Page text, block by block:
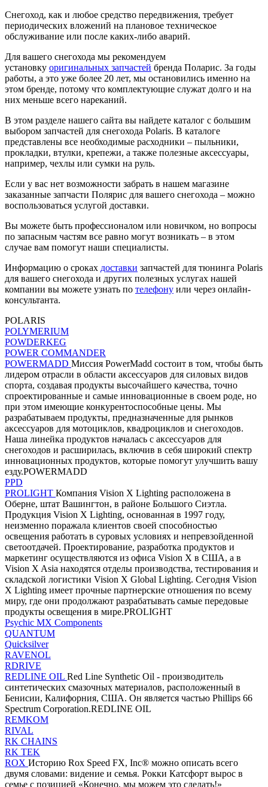
Снегоход, как и любое средство передвижения, требует
периодических вложений на плановое техническое
обслуживание или после каких-либо аварий.
Для вашего снегохода мы рекомендуем
установку оригинальных запчастей бренда Поларис. За годы
работы, а это уже более 20 лет, мы остановились именно на
этом бренде, потому что комплектующие служат долго и на
них меньше всего нареканий.
В этом разделе нашего сайта вы найдете каталог с большим
выбором запчастей для снегохода Polaris. В каталоге
представлены все необходимые расходники – пыльники,
прокладки, втулки, крепежи, а также полезные аксессуары,
например, чехлы или сумки на руль.
Если у вас нет возможности забрать в нашем магазине
заказанные запчасти Полярис для вашего снегохода – можно
воспользоваться услугой доставки.
Вы можете быть профессионалом или новичком, но вопросы
по запасным частям все равно могут возникать – в этом
случае вам помогут наши специалисты.
Информацию о сроках доставки запчастей для тюнинга Polaris
для вашего снегохода и других полезных услугах нашей
компании вы можете узнать по телефону или через онлайн-
консультанта.
POLARIS
POLYMERIUM
POWDERKEG
POWER COMMANDER
POWERMADD Миссия PowerMadd состоит в том, чтобы быть
лидером отрасли в области аксессуаров для силовых видов
спорта, создавая продукты высочайшего качества, точно
спроектированные и самые инновационные в своем роде, но
при этом имеющие конкурентоспособные цены. Мы
разрабатываем продукты, предназначенные для рынков
аксессуаров для мотоциклов, квадроциклов и снегоходов.
Наша линейка продуктов началась с аксессуаров для
снегоходов и расширилась, включив в себя широкий спектр
инновационных продуктов, которые помогут улучшить вашу
езду.POWERMADD
PPD
PROLIGHT Компания Vision X Lighting расположена в
Оберне, штат Вашингтон, в районе Большого Сиэтла.
Продукция Vision X Lighting, основанная в 1997 году,
неизменно поражала клиентов своей способностью
освещения работать в суровых условиях и непревзойденной
светоотдачей. Проектирование, разработка продуктов и
маркетинг осуществляются из офиса Vision X в США, а в
Vision X Asia находятся отделы производства, тестирования и
складской логистики Vision X Global Lighting. Сегодня Vision
X Lighting имеет прочные партнерские отношения по всему
миру, где они продолжают разрабатывать самые передовые
продукты освещения в мире.PROLIGHT
Psychic MX Components
QUANTUM
Quicksilver
RAVENOL
RDRIVE
REDLINE OIL Red Line Synthetic Oil - производитель
синтетических смазочных материалов, расположенный в
Бенисии, Калифорния, США. Он является частью Phillips 66
Spectrum Corporation.REDLINE OIL
REMKOM
RIVAL
RK CHAINS
RK TEK
ROX Историю Rox Speed ​​FX, Inc® можно описать всего
двумя словами: видение и семья. Рокки Катсфорт вырос в
семье с позицией «Конечно, мы можем это сделать!»